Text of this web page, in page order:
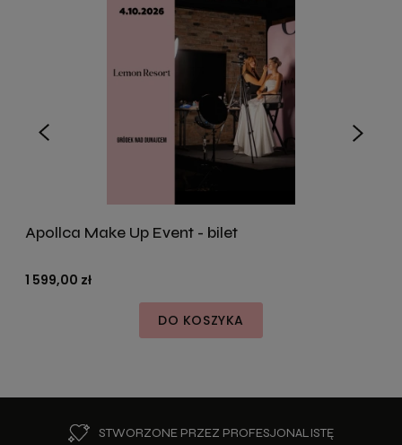
Apollca Make Up Event - bilet
1 599,00 zł
DO KOSZYKA
STWORZONE PRZEZ PROFESJONALISTĘ